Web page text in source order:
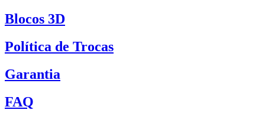
Blocos 3D
Política de Trocas
Garantia
FAQ